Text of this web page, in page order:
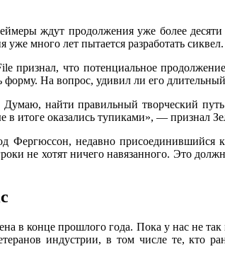
ждут продолжения уже более
уже много лет пытается разработать сиквел.
что потенциальное
На вопрос, удивил ли его
Думаю, найти правильный творческий
в итоге оказались тупиками», — признал
недавно присоединившийся
не хотят ничего навязанного. Это
​​в конце прошлого года. Пока у нас не
индустрии, в том числе те, кто